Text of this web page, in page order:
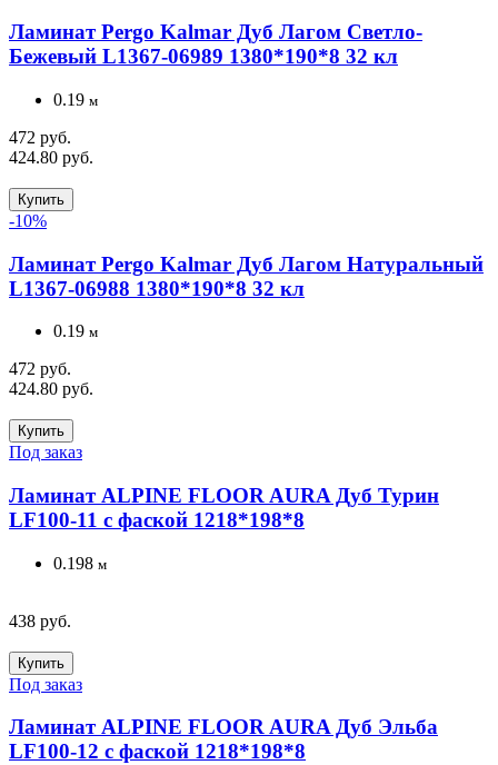
Ламинат Pergo Kalmar Дуб Лагом Светло-
Бежевый L1367-06989 1380*190*8 32 кл
0.19 м
472 руб.
424.80 руб.
Купить
-10%
Ламинат Pergo Kalmar Дуб Лагом Натуральный
L1367-06988 1380*190*8 32 кл
0.19 м
472 руб.
424.80 руб.
Купить
Под заказ
Ламинат ALPINE FLOOR AURA Дуб Турин
LF100-11 с фаской 1218*198*8
0.198 м
438 руб.
Купить
Под заказ
Ламинат ALPINE FLOOR AURA Дуб Эльба
LF100-12 с фаской 1218*198*8